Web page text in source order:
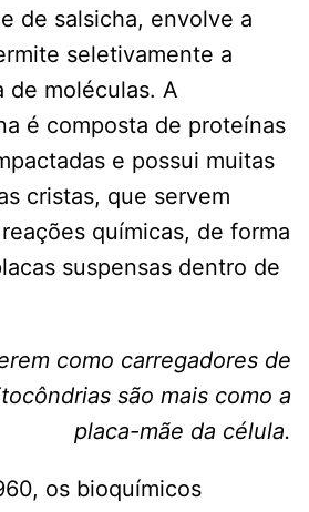
de salsicha, envolve a
seletivamente a
de moléculas. A
é composta de proteínas
e possui muitas
cristas, que servem
químicas, de forma
suspensas dentro de
como carregadores de
são mais como a
placa-mãe da célula.
os bioquímicos